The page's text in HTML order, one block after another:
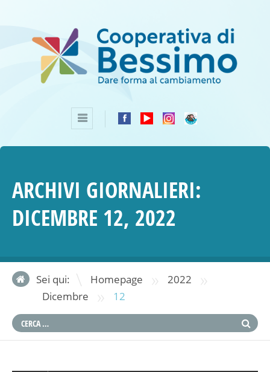
ARCHIVI GIORNALIERI:
DICEMBRE 12, 2022
Sei qui: Homepage » 2022 »
Dicembre » 12